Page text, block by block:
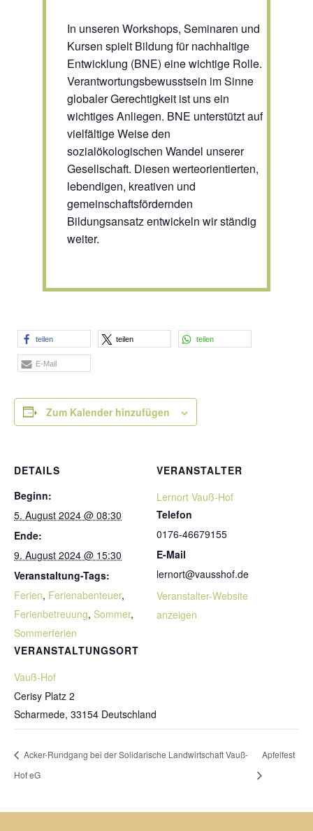
In unseren Workshops, Seminaren und
Kursen spielt Bildung für nachhaltige
Entwicklung (BNE) eine wichtige Rolle.
Verantwortungsbewusstsein im Sinne
globaler Gerechtigkeit ist uns ein
wichtiges Anliegen. BNE unterstützt auf
vielfältige Weise den
sozialökologischen Wandel unserer
Gesellschaft. Diesen werteorientierten,
lebendigen, kreativen und
gemeinschaftsfördernden
Bildungsansatz entwickeln wir ständig
weiter.
teilen teilen teilen
E-Mail
Zum Kalender hinzufügen
DETAILS
Beginn:
5. August 2024 @ 08:30
Ende:
9. August 2024 @ 15:30
Veranstaltung-Tags:
Ferien, Ferienabenteuer,
Ferienbetreuung, Sommer,
Sommerferien
VERANSTALTUNGSORT
Vauß-Hof
Cerisy Platz 2
Scharmede, 33154 Deutschland
VERANSTALTER
Lernort Vauß-Hof
Telefon
0176-46679155
E-Mail
lernort@vausshof.de
Veranstalter-Website
anzeigen
Acker-Rundgang bei der Solidarische Landwirtschaft Vauß-
Hof eG
Apfelfest